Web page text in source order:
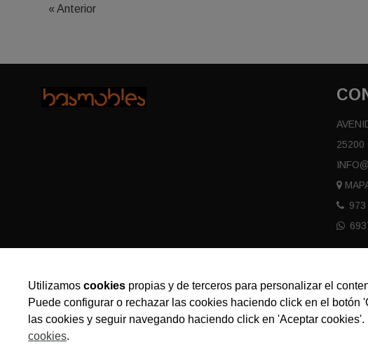
«Anterior
25200
Utilizamoscookies propias y de terceros para personalizar el
Puede configurar o rechazar las cookies haciendo click en el
las cookies y seguir navegando haciendo click en 'Aceptar
cookies.